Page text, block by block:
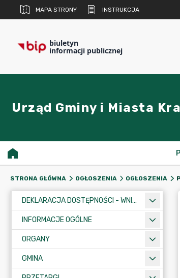
MAPA STRONY INSTRUKCJA
biuletyn
informacji publicznej
Urząd Gminy i Miasta
STRONA GŁÓWNA OGŁOSZENIA OGŁOSZENIA
DEKLARACJA DOSTĘPNOŚCI - WNIOSEK
INFORMACJE OGÓLNE
ORGANY
GMINA